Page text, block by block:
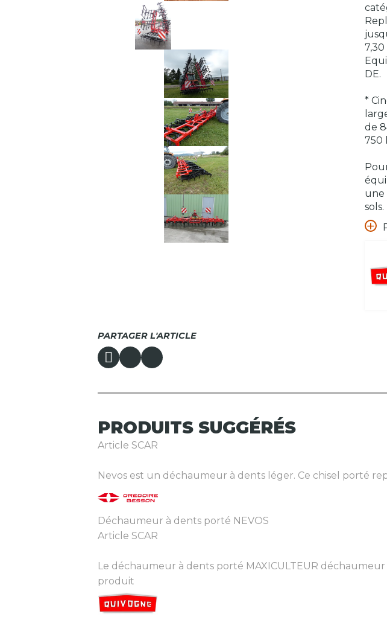
PARTAGER L'ARTICLE
7,30
DE.
*
de
750
une
sols.
PRODUITS SUGGÉRÉS
Article SCAR
Nevos est un déchaumeur à dents léger. Ce chisel porté
Déchaumeur à dents porté NEVOS
Article SCAR
Le déchaumeur à dents porté MAXICULTEUR
produit